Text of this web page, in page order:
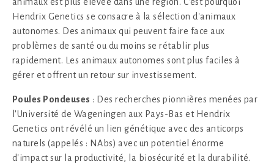
Hendrix Genetics se consacre à la sélection d'animaux
autonomes. Des animaux qui peuvent faire face aux
problèmes de santé ou du moins se rétablir plus
rapidement. Les animaux autonomes sont plus faciles à
gérer et offrent un retour sur investissement.
Poules Pondeuses : Des recherches pionnières menées par
l'Université de Wageningen aux Pays-Bas et Hendrix
Genetics ont révélé un lien génétique avec des anticorps
naturels (appelés : NAbs) avec un potentiel énorme
d'impact sur la productivité, la biosécurité et la durabilité.